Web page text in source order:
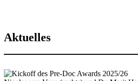
Aktuelles